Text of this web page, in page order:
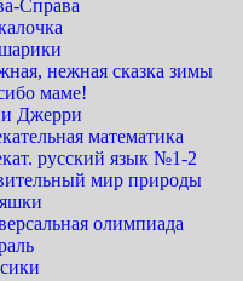
Справа
нежная сказка зимы
маме!
Джерри
математика
русский язык №1-2
мир природы
олимпиада